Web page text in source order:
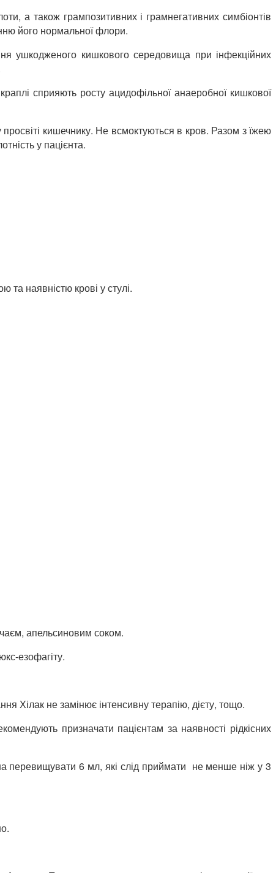
а також грампозитивних і грамнегативних симбіонтів
його нормальної флори.
ушкодженого кишкового середовища при інфекційних
сприяють росту ацидофільної анаеробної кишкової
кишечнику. Не всмоктуються в кров. Разом з їжею
у пацієнта.
наявністю крові у стулі.
апельсиновим соком.
езофагіту.
Хілак не замінює інтенсивну терапію, дієту, тощо.
призначати пацієнтам за наявності рідкісних
перевищувати 6 мл, які слід приймати не менше ніж у 3